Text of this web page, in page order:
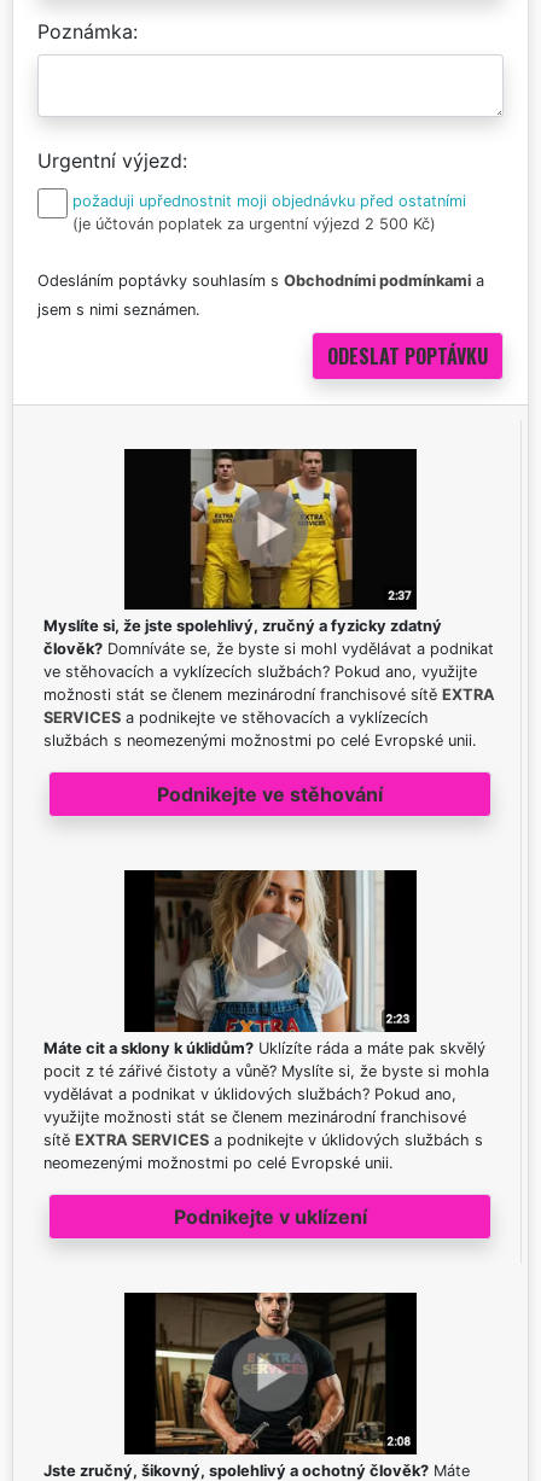
Poznámka
Urgentní výjezd
požaduji upřednostnit moji objednávku před ostatními
(je účtován poplatek za urgentní výjezd 2 500 Kč)
Odesláním poptávky souhlasím s Obchodními podmínkami a
jsem s nimi seznámen.
Myslíte si, že jste spolehlivý, zručný a fyzicky zdatný
člověk? Domníváte se, že byste si mohl vydělávat a podnikat
ve stěhovacích a vyklízecích službách? Pokud ano, využijte
možnosti stát se členem mezinárodní franchisové sítě EXTRA
SERVICES a podnikejte ve stěhovacích a vyklízecích
službách s neomezenými možnostmi po celé Evropské unii.
Podnikejte ve stěhování
Máte cit a sklony k úklidům? Uklízíte ráda a máte pak skvělý
pocit z té zářivé čistoty a vůně? Myslíte si, že byste si mohla
vydělávat a podnikat v úklidových službách? Pokud ano,
využijte možnosti stát se členem mezinárodní franchisové
sítě EXTRA SERVICES a podnikejte v úklidových službách s
neomezenými možnostmi po celé Evropské unii.
Podnikejte v uklízení
Jste zručný, šikovný, spolehlivý a ochotný člověk? Máte